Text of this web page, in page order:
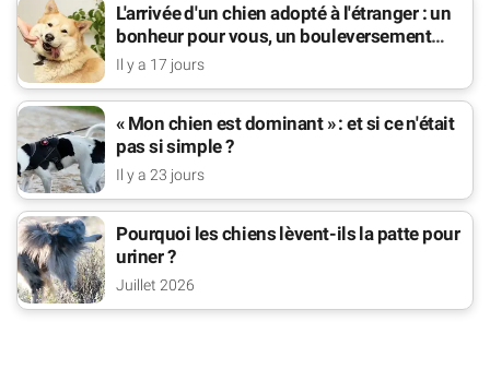
L'arrivée d'un chien adopté à l'étranger : un
bonheur pour vous, un bouleversement
pour lui
Il y a 17 jours
« Mon chien est dominant » : et si ce n'était
pas si simple ?
Il y a 23 jours
Pourquoi les chiens lèvent-ils la patte pour
uriner ?
Juillet 2026